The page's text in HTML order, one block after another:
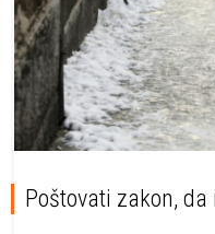
Poštovati zakon, da